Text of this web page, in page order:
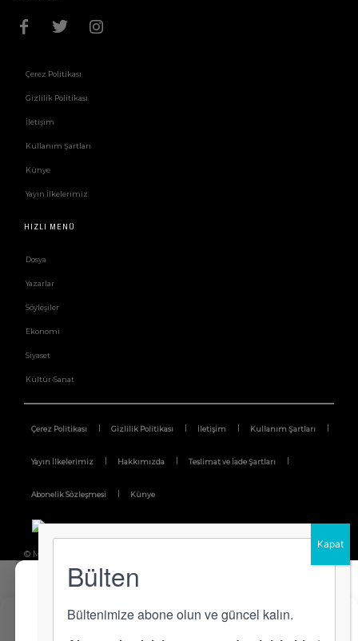
Çerez Politikası
Gizlilik Politikası
İletişim
Kullanım Şartları
Künye
Yayın İlkelerimiz
HIZLI MENÜ
Dosya
Yazarlar
Söyleşiler
Ekonomi
Siyaset
Kültür-Sanat
Çerez Politikası Gizlilik Politikası İletişim Kullanım Şartları
Yayın İlkelerimiz Hakkımızda Teslimat ve İade Şartları
Abonelik Sözleşmesi Künye
© MerhabaGrafik